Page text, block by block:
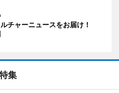
チャーニュースをお届け！
集